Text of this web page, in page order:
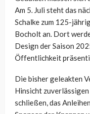
Am 5. Juli steht das
Schalke zum 125-
Bocholt an. Dort
Design der Saison
Öffentlichkeit
Die bisher geleakten
Hinsicht
schließen, das